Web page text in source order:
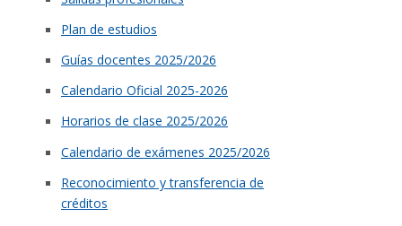
Plan de estudios
Guías docentes 2025/2026
Calendario Oficial 2025-2026
Horarios de clase 2025/2026
Calendario de exámenes 2025/2026
Reconocimiento y transferencia de
créditos